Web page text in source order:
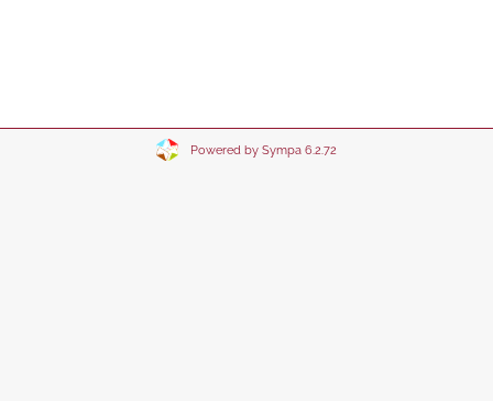
Powered by Sympa 6.2.72